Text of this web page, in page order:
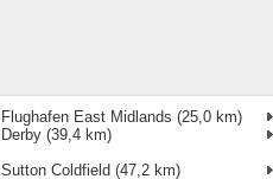
Flughafen East Midlands (25,0 km)
Derby (39,4 km)
Sutton Coldfield (47,2 km)